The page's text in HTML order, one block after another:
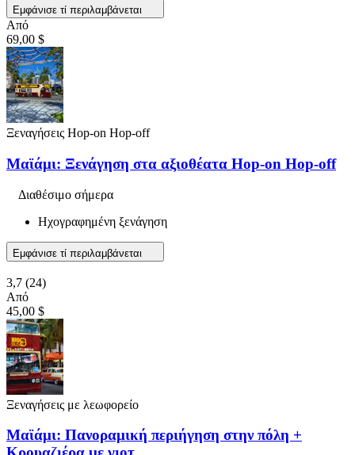
Εμφάνισε τί περιλαμβάνεται
Από
69,00 $
Ξεναγήσεις Hop-on Hop-off
Μαϊάμι: Ξενάγηση στα αξιοθέατα Hop-on Hop-off
Διαθέσιμο σήμερα
Ηχογραφημένη ξενάγηση
Εμφάνισε τί περιλαμβάνεται
3,7 (24)
Από
45,00 $
Ξεναγήσεις με λεωφορείο
Μαϊάμι: Πανοραμική περιήγηση στην πόλη +